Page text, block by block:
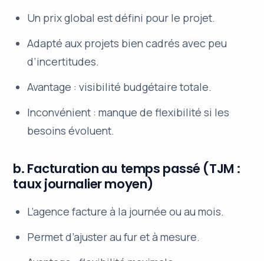
Un prix global est défini pour le projet.
Adapté aux projets bien cadrés avec peu
d’incertitudes.
Avantage : visibilité budgétaire totale.
Inconvénient : manque de flexibilité si les
besoins évoluent.
b. Facturation au temps passé (TJM :
taux journalier moyen)
L’agence facture à la journée ou au mois.
Permet d’ajuster au fur et à mesure.